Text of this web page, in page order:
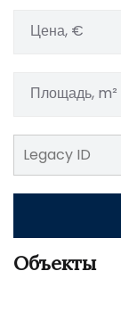
Цена, €
Площадь, m²
Объекты